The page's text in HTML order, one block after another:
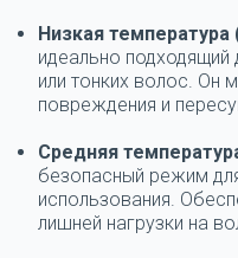
Низкая температура
идеально
или тонких волос. Он
повреждения и
Средняя
безопасный режим
использования.
лишней нагрузки на